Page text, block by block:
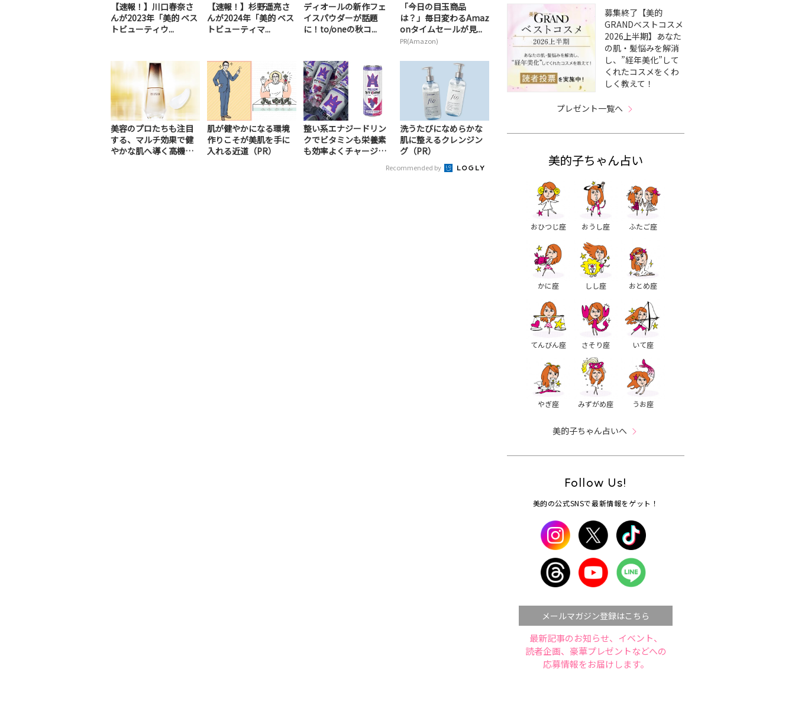
【速報！】川口春奈さ
んが2023年「美的 ベス
トビューティウ...
【速報！】杉野遥亮さ
んが2024年「美的 ベス
トビューティマ...
ディオールの新作フェ
イスパウダーが話題
に！to/oneの秋コ...
「今日の目玉商品
は？」毎日変わるAmaz
onタイムセールが見...
PR(Amazon)
美容のプロたちも注目
する、マルチ効果で健
やかな肌へ導く高機能
肌が健やかになる環境
作りこそが美肌を手に
入れる近道（PR）
整い系エナジードリン
クでビタミンも栄養素
も効率よくチャージ！
洗うたびになめらかな
肌に整えるクレンジン
グ（PR）
Recommended by
募集終了【美的
GRANDベストコスメ
2026上半期】あなた
の肌・髪悩みを解消
し、”経年美化”して
くれたコスメをくわ
しく教えて！
プレゼント一覧へ
美的子ちゃん占い
おひつじ座 おうし座 ふたご座
かに座 しし座 おとめ座
てんびん座 さそり座 いて座
やぎ座 みずがめ座 うお座
美的子ちゃん占いへ
Follow Us!
美的の公式SNSで最新情報をゲット！
メールマガジン登録はこちら
最新記事のお知らせ、イベント、
読者企画、豪華プレゼントなどへの
応募情報をお届けします。